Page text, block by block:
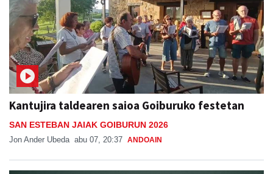
Kantujira taldearen saioa Goiburuko festetan
SAN ESTEBAN JAIAK GOIBURUN 2026
Jon Ander Ubeda abu 07, 20:37 ANDOAIN